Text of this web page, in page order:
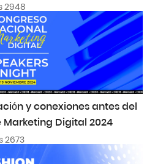
2948
y conexiones antes del
Digital 2024
2673